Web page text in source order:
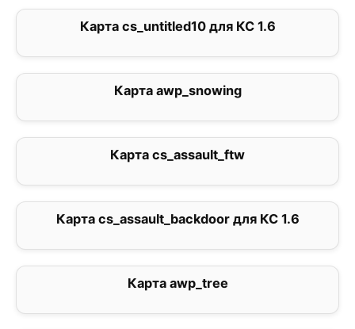
Карта cs_untitled10 для КС 1.6
Карта awp_snowing
Карта cs_assault_ftw
Карта cs_assault_backdoor для КС 1.6
Карта awp_tree